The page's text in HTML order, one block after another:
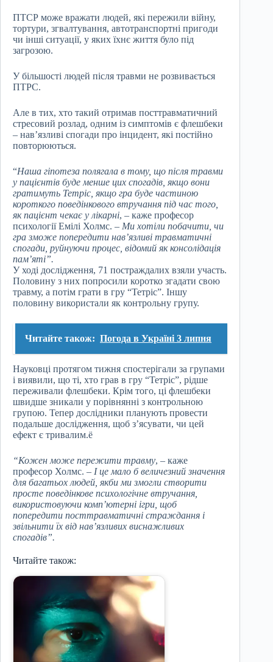
ПТСР може вражати людей, які пережили війну,
тортури, згвалтування, автотранспортні пригоди
чи інші ситуації, у яких їхнє життя було під
загрозою.
У більшості людей після травми не розвивається
ПТРС.
Але в тих, хто такий отримав посттравматичний
стресовий розлад, одним із симптомів є флешбеки
– нав’язливі спогади про інцидент, які постійно
повторюються.
“Наша гіпотеза полягала в тому, що після травми
у пацієнтів буде менше цих спогадів, якщо вони
гратимуть Тетріс, якщо гра буде частиною
короткого поведінкового втручання під час того,
як пацієнт чекає у лікарні, – каже професор
психології Емілі Холмс. – Ми хотіли побачити, чи
гра зможе попередити нав’язливі травматичні
спогади, руйнуючи процес, відомий як консолідація
пам’яті”.
У ході дослідження, 71 постраждалих взяли участь.
Половину з них попросили коротко згадати свою
травму, а потім грати в гру “Тетріс”. Іншу
половину використали як контрольну групу.
Читайте також: Погода в Україні 3 липня
Науковці протягом тижня спостерігали за групами
і виявили, що ті, хто грав в гру “Тетріс”, рідше
переживали флешбеки. Крім того, ці флешбеки
швидше зникали у порівнянні з контрольною
групою. Тепер дослідники планують провести
подальше дослідження, щоб з’ясувати, чи цей
ефект є тривалим.ё
“Кожен може пережити травму, – каже
професор Холмс. – І це мало б величезний значення
для багатьох людей, якби ми змогли створити
просте поведінкове психологічне втручання,
використовуючи комп’ютерні ігри, щоб
попередити посттравматичні страждання і
звільнити їх від нав’язливих виснажливих
спогадів”.
Читайте також: